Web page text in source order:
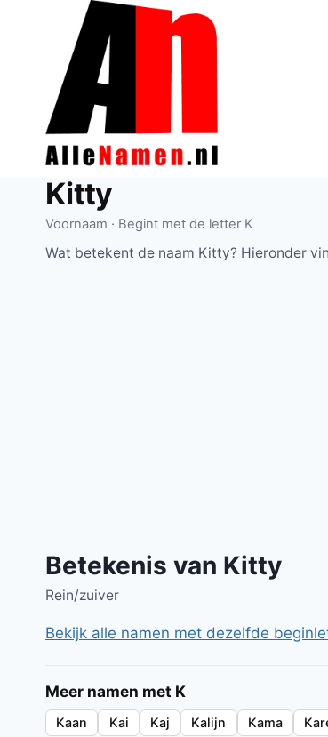
Kitty
Voornaam · Begint met de letter K
Wat betekent de naam Kitty? Hieronder
Betekenis van Kitty
Rein/zuiver
Bekijk alle namen met dezelfde
Meer namen met K
Kaan Kai Kaj Kalijn Kama